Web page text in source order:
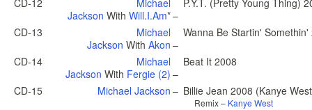
CD-12
Michael
Jackson With Will.I.Am*–
P.Y.T. (Pretty Young Thing)
CD-13
Michael
Jackson With Akon –
Wanna Be Startin' Somethin'
CD-14
Michael
Jackson With Fergie (2) –
Beat It 2008
CD-15 Michael Jackson – Billie Jean 2008 (Kanye
Remix – Kanye West